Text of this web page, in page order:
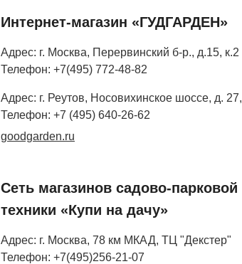
Адрес: г. Москва, Перервинский б-р., д.15, к.2
Телефон: +7(495) 772-48-82
Интернет-магазин «ГУДГАРДЕН»
goodgarden.ru
Адрес: г. Реутов, Носовихинское шоссе, д. 27,
Телефон: +7 (495) 640-26-62
Адрес: г. Москва, 78 км МКАД, ТЦ "Декстер"
Телефон: +7(495)256-21-07
Сеть магазинов садово-парковой
техники «Купи на дачу»